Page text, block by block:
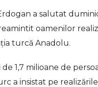
a salutat
oamenilor
turcă Anadolu.
1,7 milioane de
a insistat pe